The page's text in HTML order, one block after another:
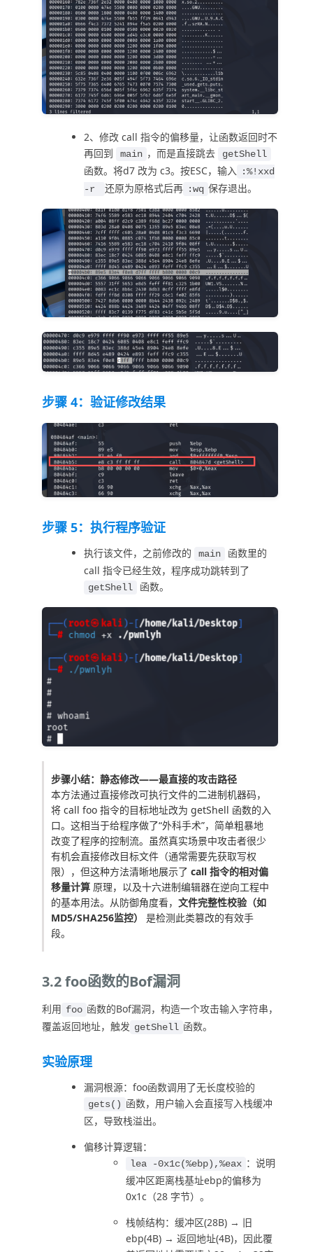
2、修改 call 指令的偏移量，让函数返回时不
再回到
main ，而是直接跳去 getShell
函数。将d7 改为 c3。按ESC，输入
:%!xxd
-r
还原为原格式后再 :wq 保存退出。
步骤 4：验证修改结果
步骤 5：执行程序验证
执行该文件，之前修改的 main
函数里的
call 指令已经生效，程序成功跳转到了
getShell 函数。
步骤小结：静态修改——最直接的攻击路径
本方法通过直接修改可执行文件的二进制机器码，
将 call foo 指令的目标地址改为 getShell 函数的入
口。这相当于给程序做了“外科手术”，简单粗暴地
改变了程序的控制流。虽然真实场景中攻击者很少
有机会直接修改目标文件（通常需要先获取写权
限），但这种方法清晰地展示了 call 指令的相对偏
移量计算 原理，以及十六进制编辑器在逆向工程中
的基本用法。从防御角度看， 文件完整性校验（如
MD5/SHA256监控）
是检测此类篡改的有效手
段。
3.2 foo函数的Bof漏洞
利用 foo 函数的Bof漏洞，构造一个攻击输入字符串，
覆盖返回地址，触发 getShell 函数。
实验原理
漏洞根源：foo函数调用了无长度校验的
gets() 函数，用户输入会直接写入栈缓冲
区，导致栈溢出。
偏移计算逻辑：
lea -0x1c(%ebp),%eax ：说明
缓冲区距离栈基址ebp的偏移为
0x1c（28 字节）。
栈帧结构：缓冲区(28B) → 旧
ebp(4B) → 返回地址(4B)，因此覆